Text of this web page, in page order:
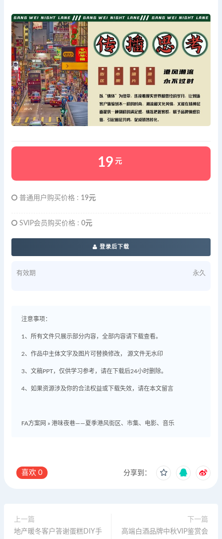
19 元
普通用户购买价格 : 19元
SVIP会员购买价格 : 0元
登录后下载
有效期 永久
注意事项：
1、所有文件只展示部分内容，全部内容请下载查看。
2、作品中主体文字及图片可替换修改， 源文件无水印
3、文稿PPT，仅供学习参考，请在下载后24小时删除。
4、如果资源涉及你的合法权益或下载失效，请在本文留言
FA方案网 » 港味夜巷——夏季港风街区、市集、电影、音乐
喜欢 0 分享到：
上一篇
地产暖冬客户答谢蛋糕DIY手
下一篇
高端白酒品牌中秋VIP鉴赏会